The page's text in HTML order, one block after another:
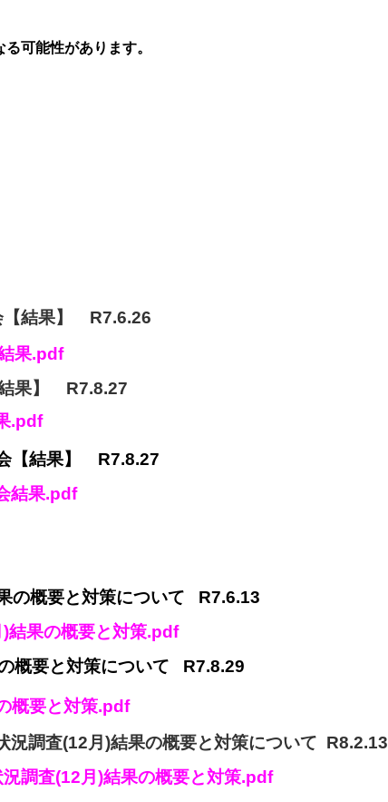
可能性があります。
【結果】 R7.6.26
果.pdf
結果】 R7.8.27
.pdf
【結果】 R7.8.27
結果.pdf
の概要と対策について R7.6.13
結果の概要と対策.pdf
概要と対策について R7.8.29
概要と対策.pdf
況調査(12月)結果の概要と対策について R8.2.13
調査(12月)結果の概要と対策.pdf